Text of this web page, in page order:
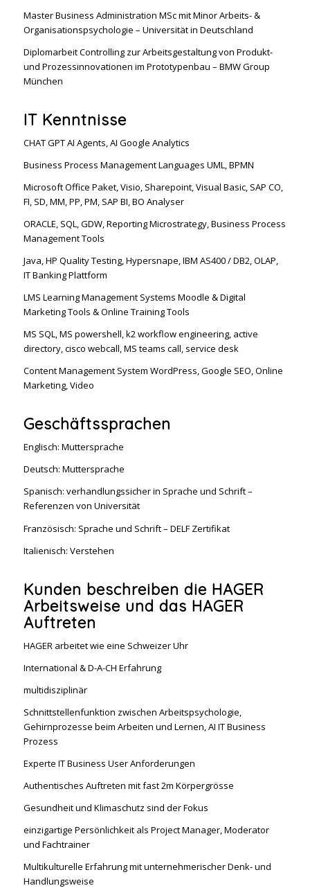
Master Business Administration MSc mit Minor Arbeits- &
Organisationspsychologie – Universität in Deutschland
Diplomarbeit Controlling zur Arbeitsgestaltung von Produkt-
und Prozessinnovationen im Prototypenbau – BMW Group
München
IT Kenntnisse
CHAT GPT AI Agents, AI Google Analytics
Business Process Management Languages UML, BPMN
Microsoft Office Paket, Visio, Sharepoint, Visual Basic, SAP CO,
FI, SD, MM, PP, PM, SAP BI, BO Analyser
ORACLE, SQL, GDW, Reporting Microstrategy, Business Process
Management Tools
Java, HP Quality Testing, Hypersnape, IBM AS400 / DB2, OLAP,
IT Banking Plattform
LMS Learning Management Systems Moodle & Digital
Marketing Tools & Online Training Tools
MS SQL, MS powershell, k2 workflow engineering, active
directory, cisco webcall, MS teams call, service desk
Content Management System WordPress, Google SEO, Online
Marketing, Video
Geschäftssprachen
Englisch: Muttersprache
Deutsch: Muttersprache
Spanisch: verhandlungssicher in Sprache und Schrift –
Referenzen von Universität
Französisch: Sprache und Schrift – DELF Zertifikat
Italienisch: Verstehen
Kunden beschreiben die HAGER
Arbeitsweise und das HAGER
Auftreten
HAGER arbeitet wie eine Schweizer Uhr
International & D-A-CH Erfahrung
multidisziplinär
Schnittstellenfunktion zwischen Arbeitspsychologie,
Gehirnprozesse beim Arbeiten und Lernen, AI IT Business
Prozess
Experte IT Business User Anforderungen
Authentisches Auftreten mit fast 2m Körpergrösse
Gesundheit und Klimaschutz sind der Fokus
einzigartige Persönlichkeit als Project Manager, Moderator
und Fachtrainer
Multikulturelle Erfahrung mit unternehmerischer Denk- und
Handlungsweise